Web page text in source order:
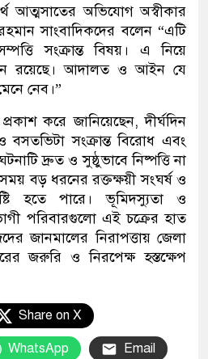
আত্মসাতের অভিযোগ অস্বীকার
সাংবাদিকদের বলেন “এটি
সংক্রান্ত বিষয়। এ নিয়ে
রয়েছে। আদালত ও আইন যে
নেব।”
প্রকাশ করে জানিয়েছেন, দীর্ঘদিন
সংক্রান্ত বিরোধ এবং
দ্রুত ও সুষ্ঠুভাবে নিষ্পত্তি না
বড় ধরনের রক্তক্ষয়ী সংঘর্ষ ও
হতে পারে। ভূমিদস্যুতা ও
পরিবারগুলো এই চক্রের হাত
জানমালের নিরাপত্তায় জেলা
জরুরি ও নিরপেক্ষ হস্তক্ষেপ
Share on X
WhatsApp Email